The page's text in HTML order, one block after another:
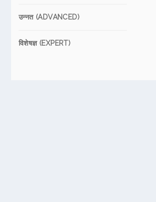
उन्नत (ADVANCED)
विशेषज्ञ (EXPERT)